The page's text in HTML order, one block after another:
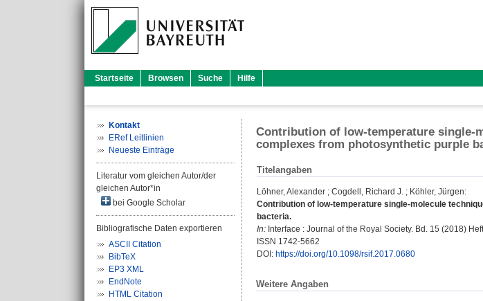
Startseite Browsen Suche Hilfe
Kontakt
ERef Leitlinien
Neueste Einträge
Literatur vom gleichen Autor/der
gleichen Autor*in
bei Google Scholar
Bibliografische Daten exportieren
ASCII Citation
BibTeX
EP3 XML
EndNote
HTML Citation
Contribution of low-temperature single-
complexes from photosynthetic purple
Titelangaben
Löhner, Alexander ; Cogdell, Richard J. ; Köhler, Jürgen:
Contribution of low-temperature single-molecule
bacteria.
In: Interface : Journal of the Royal Society. Bd. 15 (2018)
ISSN 1742-5662
DOI: https://doi.org/10.1098/rsif.2017.0680
Weitere Angaben